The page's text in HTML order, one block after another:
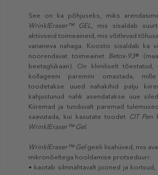
See on ka põhjuseks, miks
WrinklEraser™ GEL, mis sisaldab
aktiivseid toimeaineid, mis võitlevad
vananeva nahaga. Koostis sisaldab ka
noorendavat toimeainet Betox-93®
beetaglükaan). On kliiniliselt
kollageeni paremini omastada, mille
toodetakse uued nahakihid palju
kahjustunud nahk asendatakse uue
Kiiremad ja tunduvalt paremad
saavutada, kui kasutate toodet CIT Pen
WrinklEraser™ Gel.
WrinklEraser™ Gelgeeli lisahüved, mis
mikronõeltega hooldamise protseduuri:
• kaotab silmnähtavalt jooned ja kortsud,